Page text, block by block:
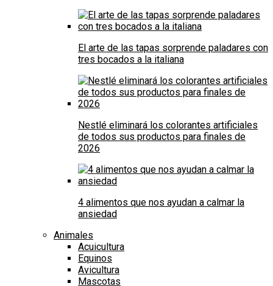
El arte de las tapas sorprende paladares con
tres bocados a la italiana
Nestlé eliminará los colorantes artificiales
de todos sus productos para finales de
2026
4 alimentos que nos ayudan a calmar la
ansiedad
Animales
Acuicultura
Equinos
Avicultura
Mascotas